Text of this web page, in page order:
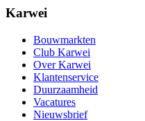
Karwei
Bouwmarkten
Club Karwei
Over Karwei
Klantenservice
Duurzaamheid
Vacatures
Nieuwsbrief